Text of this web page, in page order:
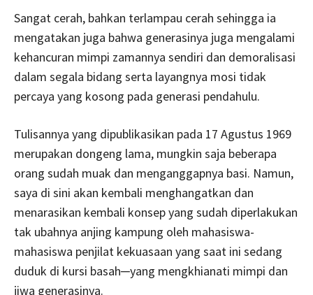
Sangat cerah, bahkan terlampau cerah sehingga ia
mengatakan juga bahwa generasinya juga mengalami
kehancuran mimpi zamannya sendiri dan demoralisasi
dalam segala bidang serta layangnya mosi tidak
percaya yang kosong pada generasi pendahulu.
Tulisannya yang dipublikasikan pada 17 Agustus 1969
merupakan dongeng lama, mungkin saja beberapa
orang sudah muak dan menganggapnya basi. Namun,
saya di sini akan kembali menghangatkan dan
menarasikan kembali konsep yang sudah diperlakukan
tak ubahnya anjing kampung oleh mahasiswa-
mahasiswa penjilat kekuasaan yang saat ini sedang
duduk di kursi basah─yang mengkhianati mimpi dan
jiwa generasinya.